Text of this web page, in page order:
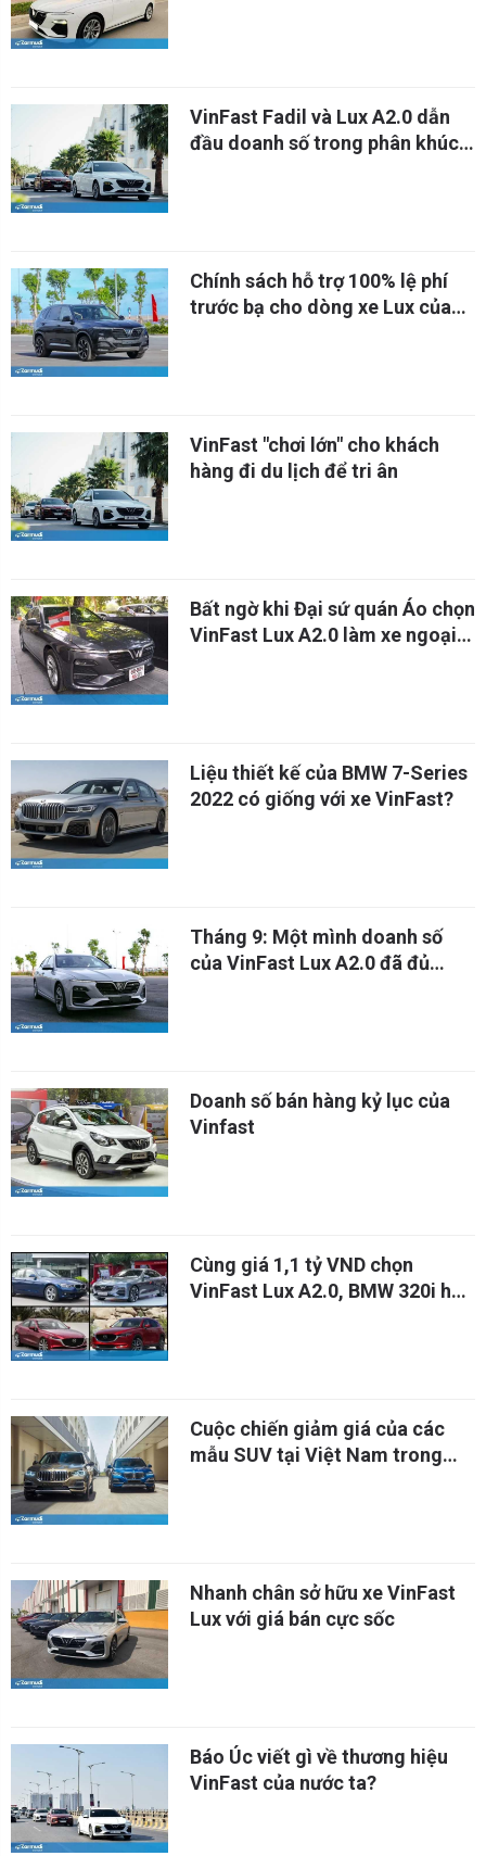
VinFast Fadil và Lux A2.0 dẫn
đầu doanh số trong phân khúc
Chính sách hỗ trợ 100% lệ phí
trước bạ cho dòng xe Lux của
VinFast "chơi lớn" cho khách
hàng đi du lịch để tri ân
Bất ngờ khi Đại sứ quán Áo chọn
VinFast Lux A2.0 làm xe ngoại
Liệu thiết kế của BMW 7-Series
2022 có giống với xe VinFast?
Tháng 9: Một mình doanh số
của VinFast Lux A2.0 đã đủ
Doanh số bán hàng kỷ lục của
Vinfast
Cùng giá 1,1 tỷ VND chọn
VinFast Lux A2.0, BMW 320i hay
Cuộc chiến giảm giá của các
mẫu SUV tại Việt Nam trong
Nhanh chân sở hữu xe VinFast
Lux với giá bán cực sốc
Báo Úc viết gì về thương hiệu
VinFast của nước ta?